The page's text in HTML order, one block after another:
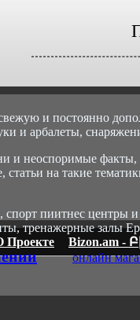
и постоянно
и арбалеты,
и неоспоримые факты,
статьи на такие
спорт пиитнес центры
тренажерные залы
онлайн
Проекте Bizon.am -